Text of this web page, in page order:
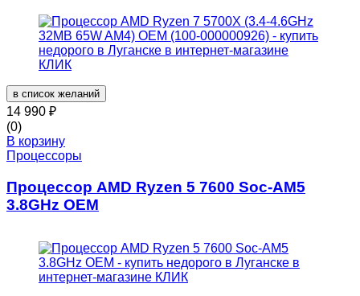
в список желаний
14 990 ₽
(0)
В корзину
Процессоры
Процессор AMD Ryzen 5 7600 Soc-AM5
3.8GHz OEM